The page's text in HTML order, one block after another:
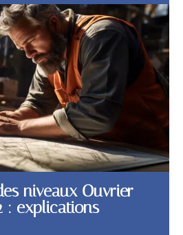
niveaux Ouvrier
: explications